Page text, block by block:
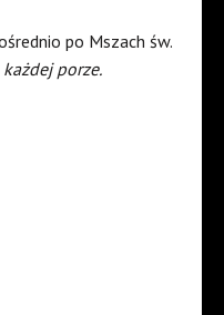
po Mszach św.
porze.